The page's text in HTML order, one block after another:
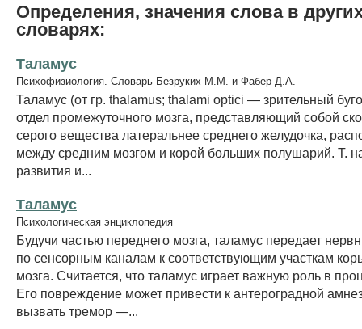
Определения, значения слова в
словарях:
Таламус
Психофизиология. Словарь Безруких М.М. и Фабер Д.А.
Таламус (от гр. thalamus; thalami optici — зрительный
отдел промежуточного мозга, представляющий собой
серого вещества латеральнее среднего желудочка,
между средним мозгом и корой больших полушарий. Т.
развития и...
Таламус
Психологическая энциклопедия
Будучи частью переднего мозга, таламус передает
по сенсорным каналам к соответствующим участкам
мозга. Считается, что таламус играет важную роль в
Его повреждение может привести к антероградной
вызвать тремор —...